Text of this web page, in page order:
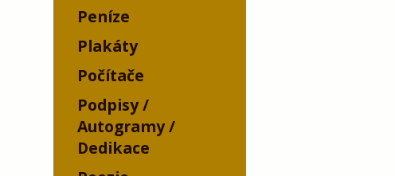
Peníze
Plakáty
Počítače
Podpisy /
Autogramy /
Dedikace